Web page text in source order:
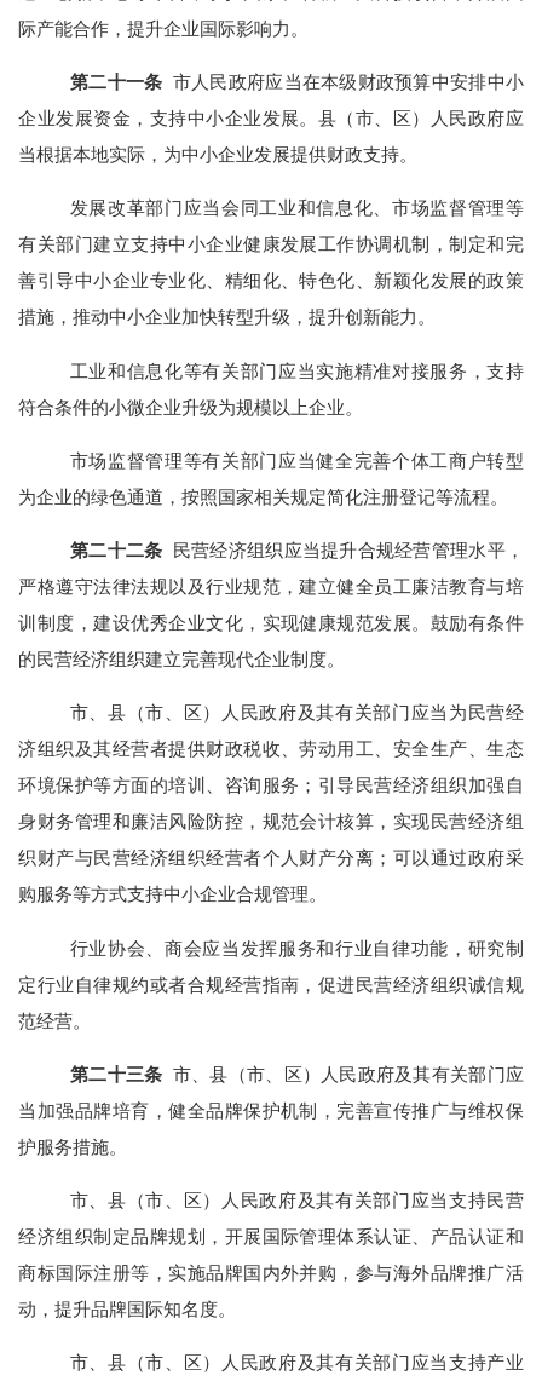
际产能合作，提升企业国际影响力。
第二十一条 市人民政府应当在本级财政预算中安排中小
企业发展资金，支持中小企业发展。县（市、区）人民政府应
当根据本地实际，为中小企业发展提供财政支持。
发展改革部门应当会同工业和信息化、市场监督管理等
有关部门建立支持中小企业健康发展工作协调机制，制定和完
善引导中小企业专业化、精细化、特色化、新颖化发展的政策
措施，推动中小企业加快转型升级，提升创新能力。
工业和信息化等有关部门应当实施精准对接服务，支持
符合条件的小微企业升级为规模以上企业。
市场监督管理等有关部门应当健全完善个体工商户转型
为企业的绿色通道，按照国家相关规定简化注册登记等流程。
第二十二条 民营经济组织应当提升合规经营管理水平，
严格遵守法律法规以及行业规范，建立健全员工廉洁教育与培
训制度，建设优秀企业文化，实现健康规范发展。鼓励有条件
的民营经济组织建立完善现代企业制度。
市、县（市、区）人民政府及其有关部门应当为民营经
济组织及其经营者提供财政税收、劳动用工、安全生产、生态
环境保护等方面的培训、咨询服务；引导民营经济组织加强自
身财务管理和廉洁风险防控，规范会计核算，实现民营经济组
织财产与民营经济组织经营者个人财产分离；可以通过政府采
购服务等方式支持中小企业合规管理。
行业协会、商会应当发挥服务和行业自律功能，研究制
定行业自律规约或者合规经营指南，促进民营经济组织诚信规
范经营。
第二十三条 市、县（市、区）人民政府及其有关部门应
当加强品牌培育，健全品牌保护机制，完善宣传推广与维权保
护服务措施。
市、县（市、区）人民政府及其有关部门应当支持民营
经济组织制定品牌规划，开展国际管理体系认证、产品认证和
商标国际注册等，实施品牌国内外并购，参与海外品牌推广活
动，提升品牌国际知名度。
市、县（市、区）人民政府及其有关部门应当支持产业